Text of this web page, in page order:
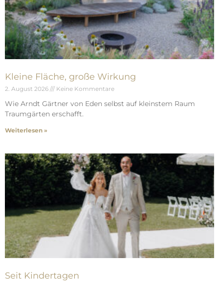
Kleine Fläche, große Wirkung
2. August 2026 Keine Kommentare
Wie Arndt Gärtner von Eden selbst auf kleinstem Raum
Traumgärten erschafft.
Weiterlesen »
Seit Kindertagen